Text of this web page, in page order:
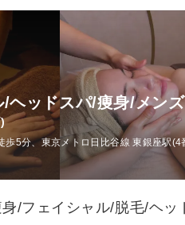
ヘッドスパ/痩身/メンズ
5分、東京メトロ日比谷線 東銀座駅(4
/フェイシャル/脱毛/ヘッ